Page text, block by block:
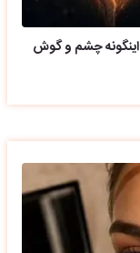
چشم و گوش